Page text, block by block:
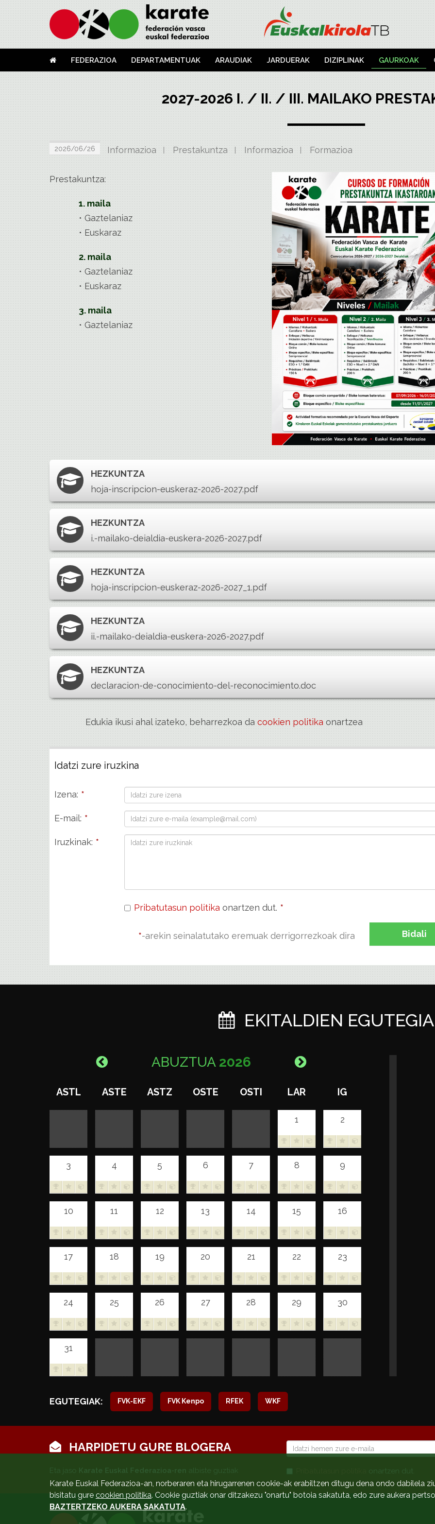
FEDERAZIOA DEPARTAMENTUAK ARAUDIAK JARDUERAK DIZIPLINAK GAURKOAK
2027-2026 I. / II. / III. MAILAKO
2026/06/26 Informazioa Prestakuntza Informazioa Formazioa
Prestakuntza:
1. maila
• Gaztelaniaz
• Euskaraz
2. maila
• Gaztelaniaz
• Euskaraz
3. maila
• Gaztelaniaz
HEZKUNTZA
hoja-inscripcion-euskeraz-2026-2027.pdf
HEZKUNTZA
i.-mailako-deialdia-euskera-2026-2027.pdf
HEZKUNTZA
hoja-inscripcion-euskeraz-2026-2027_1.pdf
HEZKUNTZA
ii.-mailako-deialdia-euskera-2026-2027.pdf
HEZKUNTZA
declaracion-de-conocimiento-del-reconocimiento.doc
Edukia ikusi ahal izateko, beharrezkoa dacookien politikaonartzea
Idatzi zure iruzkina
Izena: *
E-mail: *
Iruzkinak: *
Pribatutasun politika onartzen dut. *
*-arekin seinalatutako eremuak derrigorrezkoak dira Bidali
EKITALDIEN EGUTEGIA
ABUZTUA 2026
ASTL ASTE ASTZ OSTE OSTI LAR IG
1 2
3 4 5 6 7 8 9
10 11 12 13 14 15 16
17 18 19 20 21 22 23
24 25 26 27 28 29 30
31
EGUTEGIAK: FVK-EKF FVK Kenpo RFEK WKF
HARPIDETU GURE BLOGERA
Eta jaso Karate Euskal Federazioa-ren albiste guztiak
E-
onartzen dut.
Karate Euskal Federazioa-an, norberaren eta hirugarrenen cookie-ak erabiltzen ditugu dena ondo dabilela
bisitatu gure cookien politika. Cookie guztiak onar ditzakezu "onartu" botoia sakatuta, edo zure aukera
BAZTERTZEKO AUKERA SAKATUTA.